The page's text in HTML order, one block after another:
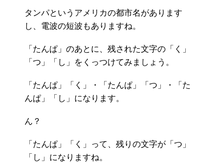
タンパというアメリカの都市名があります
し、電波の短波もありますね。
「たんぱ」のあとに、残された文字の「く」
「つ」「し」をくっつけてみましょう。
「たんぱ」「く」・「たんぱ」「つ」・「た
んぱ」「し」になります。
ん？
「たんぱ」「く」って、残りの文字が「つ」
「し」になりますね。